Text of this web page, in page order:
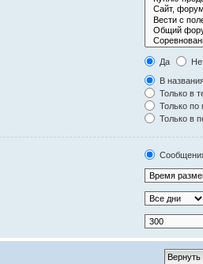
Да
В
Только в
Только по
Только в